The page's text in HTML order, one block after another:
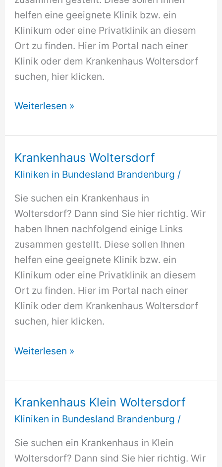
helfen eine geeignete Klinik bzw. ein
Klinikum oder eine Privatklinik an diesem
Ort zu finden. Hier im Portal nach einer
Klinik oder dem Krankenhaus Woltersdorf
suchen, hier klicken.
Krankenhaus
Weiterlesen »
Krankenhaus Woltersdorf
Kliniken in Bundesland Brandenburg /
Sie suchen ein Krankenhaus in
Woltersdorf? Dann sind Sie hier richtig. Wir
haben Ihnen nachfolgend einige Links
zusammen gestellt. Diese sollen Ihnen
helfen eine geeignete Klinik bzw. ein
Klinikum oder eine Privatklinik an diesem
Ort zu finden. Hier im Portal nach einer
Klinik oder dem Krankenhaus Woltersdorf
suchen, hier klicken.
Krankenhaus
Weiterlesen »
Krankenhaus Klein Woltersdorf
Kliniken in Bundesland Brandenburg /
Sie suchen ein Krankenhaus in Klein
Woltersdorf? Dann sind Sie hier richtig. Wir